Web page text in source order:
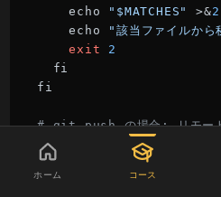
    echo
"$MATCHES" >&2
    echo
"該当ファイルから
exit
2
  fi
fi
# git push の場合: リモート
if echo "$CMD" | grep -
REMOTE_BRANCH=$(git
  MATCHES=$(git diff
ホーム コース